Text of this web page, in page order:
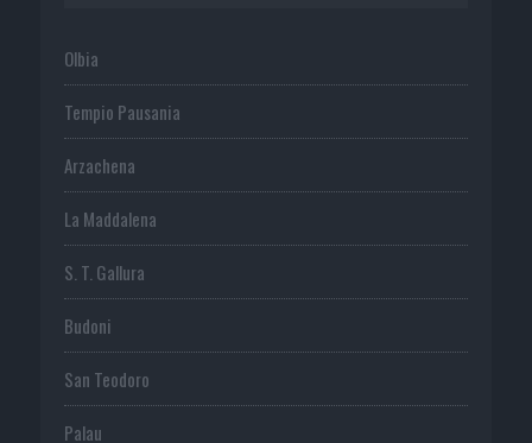
Olbia
Tempio Pausania
Arzachena
La Maddalena
S. T. Gallura
Budoni
San Teodoro
Palau